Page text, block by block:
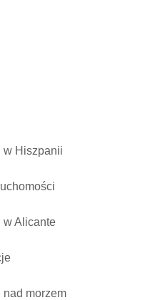
w Hiszpanii
w Alicante
nad morzem